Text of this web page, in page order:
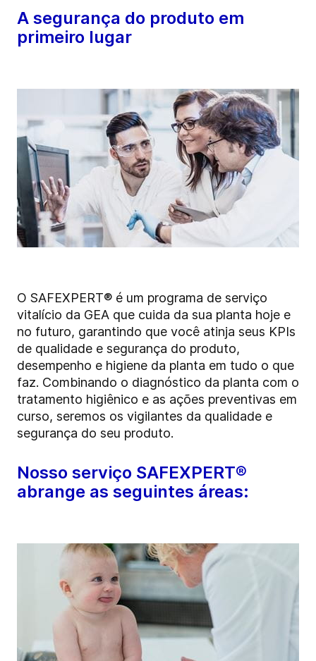
A segurança do produto em
primeiro lugar
O SAFEXPERT® é um programa de serviço
vitalício da GEA que cuida da sua planta hoje e
no futuro, garantindo que você atinja seus KPIs
de qualidade e segurança do produto,
desempenho e higiene da planta em tudo o que
faz. Combinando o diagnóstico da planta com o
tratamento higiênico e as ações preventivas em
curso, seremos os vigilantes da qualidade e
segurança do seu produto.
Nosso serviço SAFEXPERT®
abrange as seguintes áreas: